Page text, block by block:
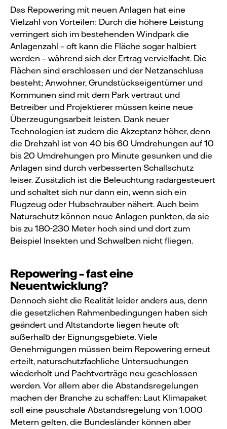
Das Repowering mit neuen Anlagen hat eine
Vielzahl von Vorteilen: Durch die höhere Leistung
verringert sich im bestehenden Windpark die
Anlagenzahl – oft kann die Fläche sogar halbiert
werden – während sich der Ertrag vervielfacht. Die
Flächen sind erschlossen und der Netzanschluss
besteht; Anwohner, Grundstückseigentümer und
Kommunen sind mit dem Park vertraut und
Betreiber und Projektierer müssen keine neue
Überzeugungsarbeit leisten. Dank neuer
Technologien ist zudem die Akzeptanz höher, denn
die Drehzahl ist von 40 bis 60 Umdrehungen auf 10
bis 20 Umdrehungen pro Minute gesunken und die
Anlagen sind durch verbesserten Schallschutz
leiser. Zusätzlich ist die Beleuchtung radargesteuert
und schaltet sich nur dann ein, wenn sich ein
Flugzeug oder Hubschrauber nähert. Auch beim
Naturschutz können neue Anlagen punkten, da sie
bis zu 180-230 Meter hoch sind und dort zum
Beispiel Insekten und Schwalben nicht fliegen.
Repowering – fast eine
Neuentwicklung?
Dennoch sieht die Realität leider anders aus, denn
die gesetzlichen Rahmenbedingungen haben sich
geändert und Altstandorte liegen heute oft
außerhalb der Eignungsgebiete. Viele
Genehmigungen müssen beim Repowering erneut
erteilt, naturschutzfachliche Untersuchungen
wiederholt und Pachtverträge neu geschlossen
werden. Vor allem aber die Abstandsregelungen
machen der Branche zu schaffen: Laut Klimapaket
soll eine pauschale Abstandsregelung von 1.000
Metern gelten, die Bundesländer können aber